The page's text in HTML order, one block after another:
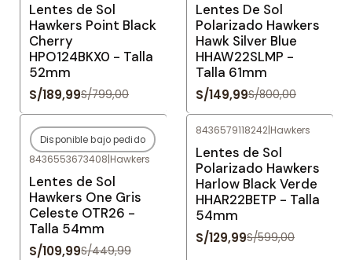
Lentes de Sol
Hawkers Point Black
Cherry
HPO124BKX0 - Talla
52mm
S/189,99S/799,00
Lentes De Sol
Polarizado Hawkers
Hawk Silver Blue
HHAW22SLMP -
Talla 61mm
S/149,99S/800,00
-76%OFF
Agotado
Disponible bajo pedido
8436553673408|Hawkers
Lentes de Sol
Hawkers One Gris
Celeste OTR26 -
Talla 54mm
S/109,99S/449,99
8436579118242|Hawkers
Lentes de Sol
Polarizado Hawkers
Harlow Black Verde
HHAR22BETP - Talla
54mm
S/129,99S/599,00